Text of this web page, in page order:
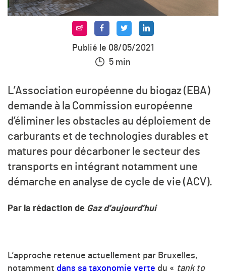
Publié le 08/05/2021
5 min
L’Association européenne du biogaz (EBA)
demande à la Commission européenne
d’éliminer les obstacles au déploiement de
carburants et de technologies durables et
matures pour décarboner le secteur des
transports en intégrant notamment une
démarche en analyse de cycle de vie (ACV).
Par la rédaction de Gaz d’aujourd’hui
L’approche retenue actuellement par Bruxelles,
notamment dans sa taxonomie verte du « tank to